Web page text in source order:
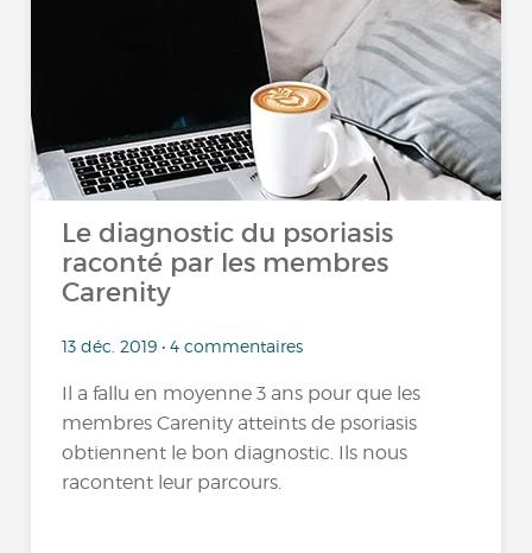
Le diagnostic du psoriasis
raconté par les membres
Carenity
13 déc. 2019 • 4 commentaires
Il a fallu en moyenne 3 ans pour que les
membres Carenity atteints de psoriasis
obtiennent le bon diagnostic. Ils nous
racontent leur parcours.